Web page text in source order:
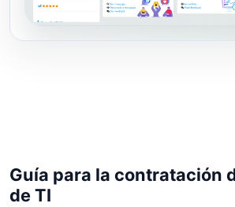
Guía para la contratación
de TI